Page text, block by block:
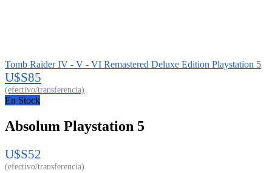
Tomb Raider IV - V - VI Remastered Deluxe Edition Playstation 5
U$S85
En Stock
Absolum Playstation 5
U$S52